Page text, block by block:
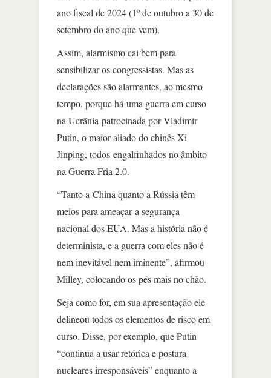
ano fiscal de 2024 (1º de outubro a 30 de
setembro do ano que vem).
Assim, alarmismo cai bem para
sensibilizar os congressistas. Mas as
declarações são alarmantes, ao mesmo
tempo, porque há uma guerra em curso
na Ucrânia patrocinada por Vladimir
Putin, o maior aliado do chinês Xi
Jinping, todos engalfinhados no âmbito
na Guerra Fria 2.0.
“Tanto a China quanto a Rússia têm
meios para ameaçar a segurança
nacional dos EUA. Mas a história não é
determinista, e a guerra com eles não é
nem inevitável nem iminente”, afirmou
Milley, colocando os pés mais no chão.
Seja como for, em sua apresentação ele
delineou todos os elementos de risco em
curso. Disse, por exemplo, que Putin
“continua a usar retórica e postura
nucleares irresponsáveis” enquanto a